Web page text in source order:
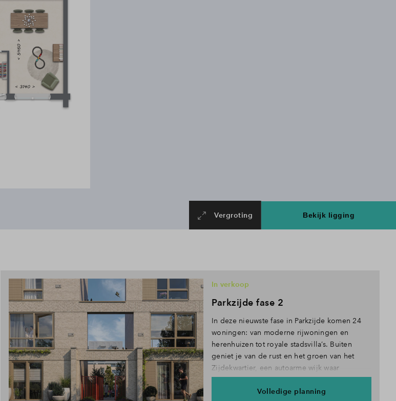
Vergroting
Parkzijde fase 2
In verkoop
In deze nieuwste fase in Parkzijde komen 24
woningen: van moderne rijwoningen en
herenhuizen tot royale stadsvilla’s. Buiten
geniet je van de rust en het groen van het
Zijdekwartier, een autoarme wijk waar
kinderen veilig kunnen spelen.
Volledige planning